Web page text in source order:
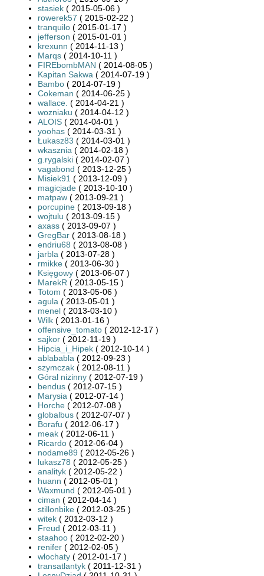
stasiek ( 2015-05-06 )
rowerek57 ( 2015-02-22 )
tranquilo ( 2015-01-17 )
jefferson ( 2015-01-01 )
krexunn ( 2014-11-13 )
Marqs ( 2014-10-11 )
FIREbombMAN ( 2014-08-05 )
Kapitan Sakwa ( 2014-07-19 )
Bambo ( 2014-07-19 )
Cokeman ( 2014-06-25 )
wallace. ( 2014-04-21 )
wozniaku ( 2014-04-12 )
ALOIS ( 2014-04-01 )
yoohas ( 2014-03-31 )
Łukasz83 ( 2014-03-01 )
wkasznia ( 2014-02-18 )
g.rygalski ( 2014-02-07 )
vagabond ( 2013-12-25 )
Misiek91 ( 2013-12-09 )
magicjade ( 2013-10-10 )
matpaw ( 2013-09-21 )
porcupine ( 2013-09-18 )
wojtulu ( 2013-09-15 )
axass ( 2013-09-07 )
GregBar ( 2013-08-18 )
endriu68 ( 2013-08-08 )
jarbla ( 2013-07-28 )
rmikke ( 2013-06-30 )
Księgowy ( 2013-06-07 )
MarekR ( 2013-05-15 )
Totom ( 2013-05-06 )
agula ( 2013-05-01 )
menel ( 2013-03-10 )
Wilk ( 2013-01-16 )
offensive_tomato ( 2012-12-17 )
sajkor ( 2012-11-19 )
Hipcia_i_Hipek ( 2012-10-14 )
ablababla ( 2012-09-23 )
szymczak ( 2012-08-11 )
Góral nizinny ( 2012-07-19 )
bendus ( 2012-07-15 )
Marysia ( 2012-07-14 )
Horche ( 2012-07-08 )
globalbus ( 2012-07-07 )
Borafu ( 2012-06-17 )
meak ( 2012-06-11 )
Ricardo ( 2012-06-04 )
nodame89 ( 2012-05-26 )
lukasz78 ( 2012-05-25 )
analityk ( 2012-05-22 )
huann ( 2012-05-01 )
Waxmund ( 2012-05-01 )
ciman ( 2012-04-14 )
stillonbike ( 2012-03-25 )
witek ( 2012-03-12 )
Freud ( 2012-03-11 )
staahoo ( 2012-02-20 )
renifer ( 2012-02-05 )
wlochaty ( 2012-01-17 )
transatlantyk ( 2011-12-31 )